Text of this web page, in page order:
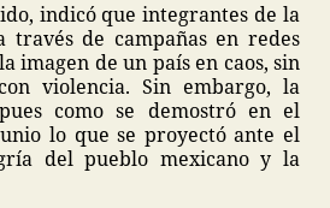
indicó que integrantes de la
través de campañas en redes
imagen de un país en caos, sin
violencia. Sin embargo, la
como se demostró en el
lo que se proyectó ante el
del pueblo mexicano y la